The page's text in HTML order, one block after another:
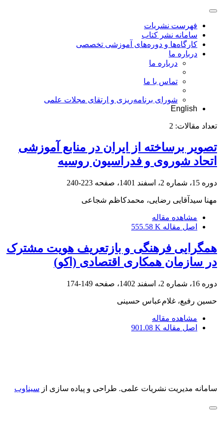
فهرست نشریات
سامانه نشر کتاب
کارگاه‌ها و دوره‌های آموزشی تخصصی
درباره ما
درباره ما
تماس با ما
شورای برنامه‌ریزی و ارتقای مجلات علمی
English
تعداد مقالات: 2
تصویر برساخته از ایران در منابع آموزشی
اتحاد شوروی و فدراسیون روسیه
دوره 15، شماره 2، اسفند 1401، صفحه 223-240
مهنا سیدآقایی رضایی، محمدکاظم شجاعی
مشاهده مقاله
اصل مقاله 555.58 K
همگرایی فرهنگی و بازتعریف هویت مشترک
در سازمان همکاری اقتصادی (اکو)
دوره 16، شماره 2، اسفند 1402، صفحه 149-174
حسین رفیع، غلام‌عباس حسینی
مشاهده مقاله
اصل مقاله 901.08 K
سامانه مدیریت نشریات علمی. طراحی و پیاده سازی از سیناوب